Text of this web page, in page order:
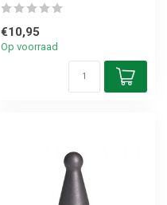
€10,95
Op voorraad